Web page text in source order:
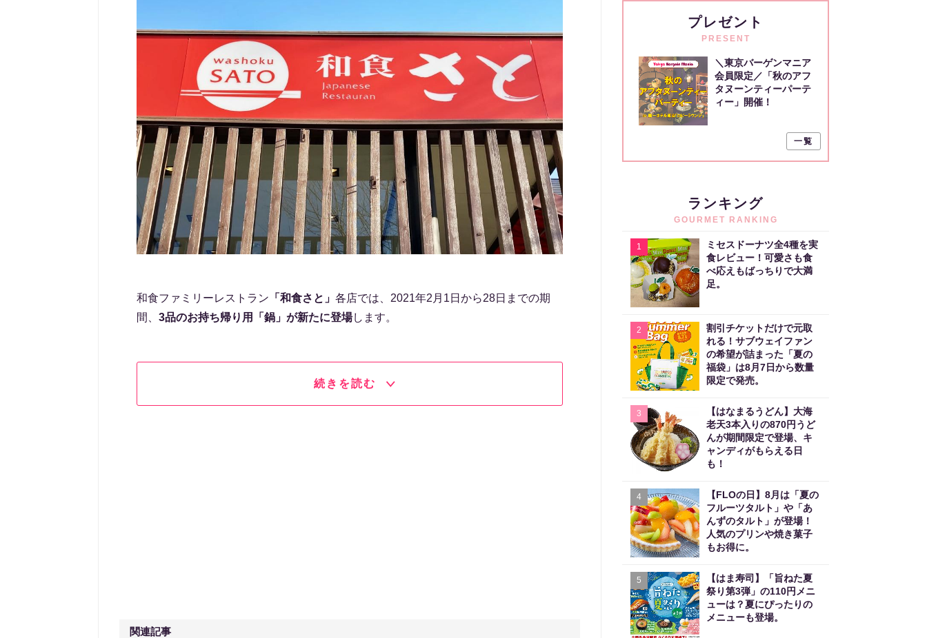
和食ファミリーレストラン 「和食さと」 各店では、2021年2月1日から28日までの期
間、 3品のお持ち帰り用「鍋」が新たに登場します。
続きを読む
関連記事
プレゼント
PRESENT
＼東京バーゲンマニア
会員限定／「秋のアフ
タヌーンティーパーテ
ィー」開催！
一覧
ランキング
GOURMET RANKING
1
ミセスドーナツ全4種を実
食レビュー！可愛さも食
べ応えもばっちりで大満
足。
2
割引チケットだけで元取
れる！サブウェイファン
の希望が詰まった「夏の
福袋」は8月7日から数量
限定で発売。
3
【はなまるうどん】大海
老天3本入りの870円うど
んが期間限定で登場、キ
ャンディがもらえる日
も！
4
【FLOの日】8月は「夏の
フルーツタルト」や「あ
んずのタルト」が登場！
人気のプリンや焼き菓子
もお得に。
5
【はま寿司】「旨ねた夏
祭り第3弾」の110円メニ
ューは？夏にぴったりの
メニューも登場。